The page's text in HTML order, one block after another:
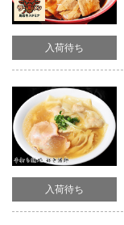
入荷待ち
入荷待ち